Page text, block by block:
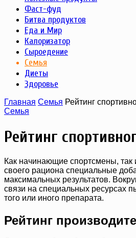
Фаст-фуд
Битва продуктов
Еда и Мир
Калоризатор
Сыроедение
Семья
Диеты
Здоровье
Главная Семья Рейтинг
Семья
Рейтинг
Как начинающие спортсмены,
своего рациона специальные
максимальных результатов.
связи на специальных ресурсах
того или иного препарата.
Рейтинг